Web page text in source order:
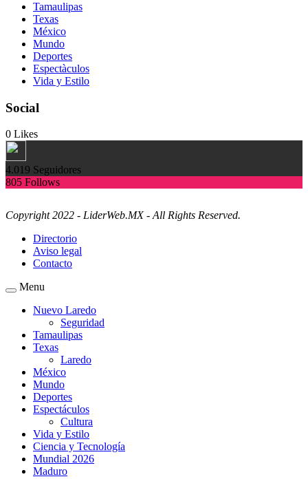
Tamaulipas
Texas
México
Mundo
Deportes
Espectàculos
Vida y Estilo
Social
0 Likes
4.019 Seguidores
805 Follows
Copyright 2022 - LiderWeb.MX - All Rights Reserved.
Directorio
Aviso legal
Contacto
Menu
Nuevo Laredo
Seguridad
Tamaulipas
Texas
Laredo
México
Mundo
Deportes
Espectáculos
Cultura
Vida y Estilo
Ciencia y Tecnología
Mundial 2026
Maduro